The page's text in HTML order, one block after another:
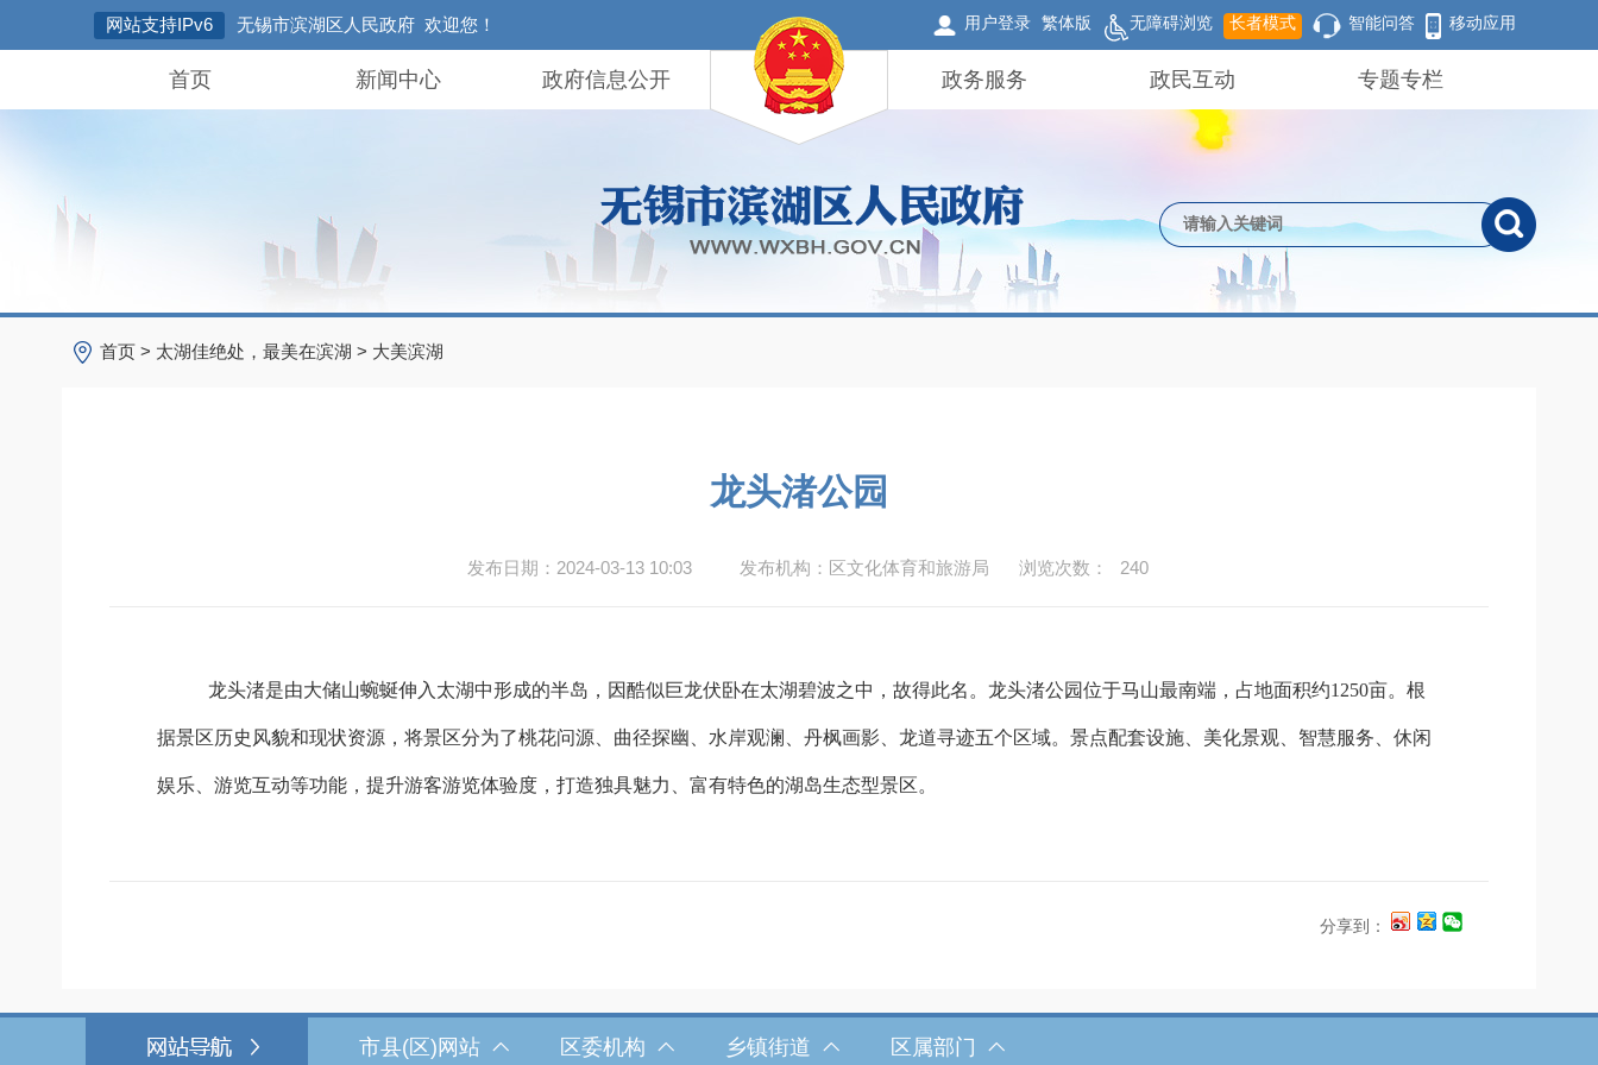
网站支持IPv6 无锡市滨湖区人民政府 欢迎您！ 用户登录 繁体版 无障碍浏览 长者模式 智能问答 移动应用
首页 新闻中心 政府信息公开 政务服务 政民互动 专题专栏
首页 > 太湖佳绝处，最美在滨湖 > 大美滨湖
龙头渚公园
发布日期：2024-03-13 10:03 发布机构：区文化体育和旅游局 浏览次数： 240
龙头渚是由大储山蜿蜒伸入太湖中形成的半岛，因酷似巨龙伏卧在太湖碧波之中，故得此名。龙头渚公园位于马山最南端，占地面积约1250亩。根
据景区历史风貌和现状资源，将景区分为了桃花问源、曲径探幽、水岸观澜、丹枫画影、龙道寻迹五个区域。景点配套设施、美化景观、智慧服务、休闲
娱乐、游览互动等功能，提升游客游览体验度，打造独具魅力、富有特色的湖岛生态型景区。
分享到：
市县(区)网站 区委机构 乡镇街道 区属部门